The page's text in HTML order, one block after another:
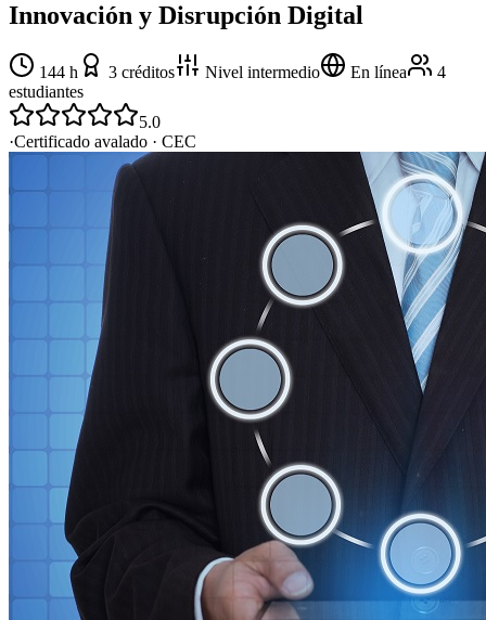
Innovación y Disrupción Digital
144 h 3 créditos Nivel intermedio En línea
4
estudiantes
5.0
·Certificado avalado · CEC